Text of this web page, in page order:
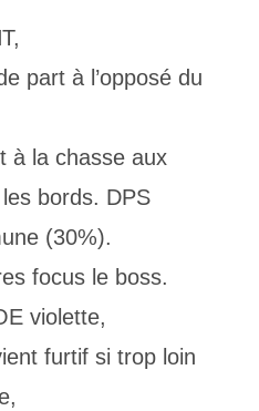
part à l’opposé du
à la chasse aux
bords. DPS
(30%).
focus le boss.
violette,
furtif si trop loin